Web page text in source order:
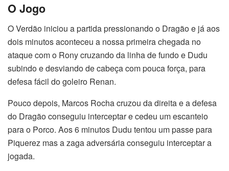
O Jogo
O Verdão iniciou a partida pressionando o Dragão e já aos
dois minutos aconteceu a nossa primeira chegada no
ataque com o Rony cruzando da linha de fundo e Dudu
subindo e desviando de cabeça com pouca força, para
defesa fácil do goleiro Renan.
Pouco depois, Marcos Rocha cruzou da direita e a defesa
do Dragão conseguiu interceptar e cedeu um escanteio
para o Porco. Aos 6 minutos Dudu tentou um passe para
Piquerez mas a zaga adversária conseguiu interceptar a
jogada.